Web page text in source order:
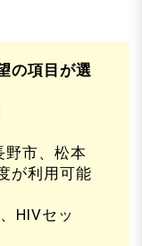
の項目が選
野市、松本
が利用可能
HIVセッ